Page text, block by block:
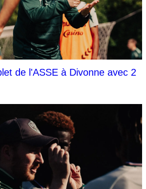
de l'ASSE à Divonne avec 2